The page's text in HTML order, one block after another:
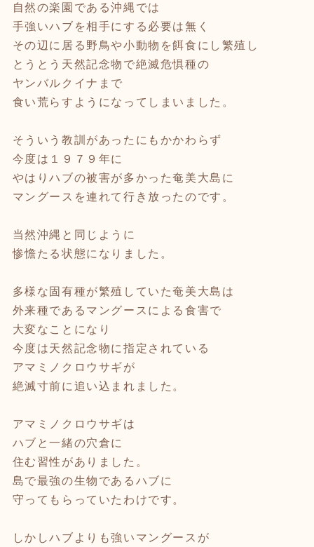
自然の楽園である沖縄では
手強いハブを相手にする必要は無く
その辺に居る野鳥や小動物を餌食にし繁殖し
とうとう天然記念物で絶滅危惧種の
ヤンバルクイナまで
食い荒らすようになってしまいました。
そういう教訓があったにもかかわらず
今度は１９７９年に
やはりハブの被害が多かった奄美大島に
マングースを連れて行き放ったのです。
当然沖縄と同じように
惨憺たる状態になりました。
多様な固有種が繁殖していた奄美大島は
外来種であるマングースによる食害で
大変なことになり
今度は天然記念物に指定されている
アマミノクロウサギが
絶滅寸前に追い込まれました。
アマミノクロウサギは
ハブと一緒の穴倉に
住む習性がありました。
島で最強の生物であるハブに
守ってもらっていたわけです。
しかしハブよりも強いマングースが